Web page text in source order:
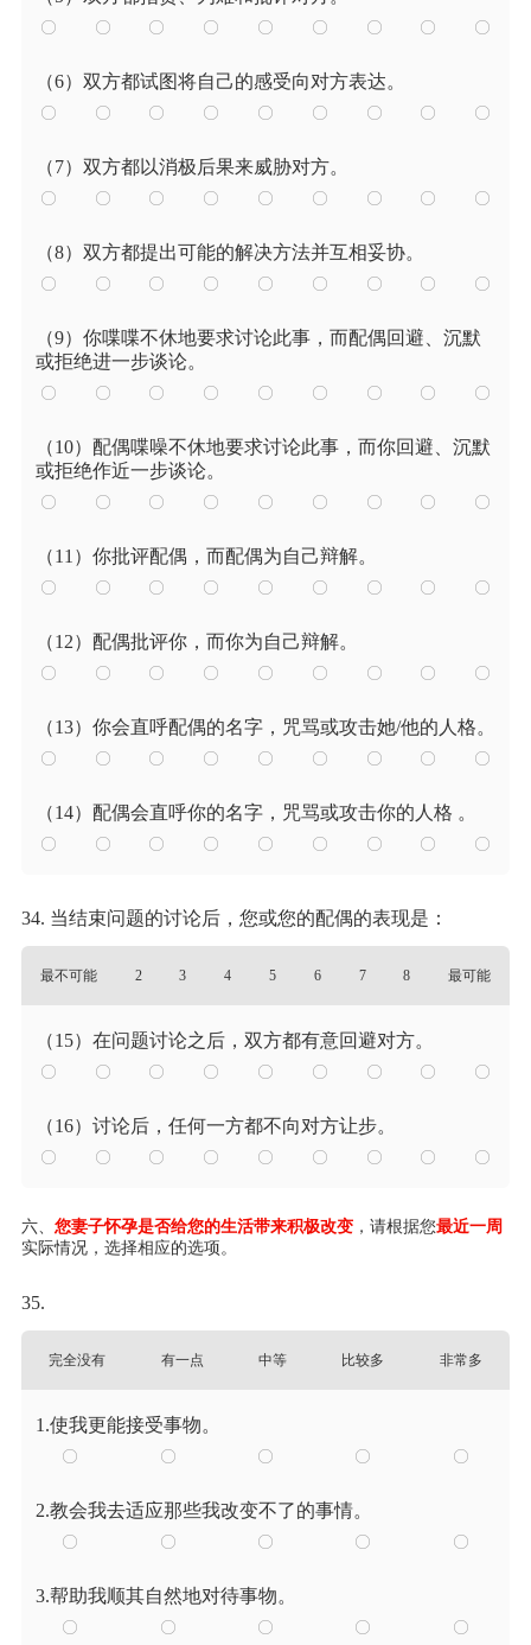
（6）双方都试图将自己的感受向对方表达。
（7）双方都以消极后果来威胁对方。
（8）双方都提出可能的解决方法并互相妥协。
（9）你喋喋不休地要求讨论此事，而配偶回避、沉默
或拒绝进一步谈论。
（10）配偶喋噪不休地要求讨论此事，而你回避、沉默
或拒绝作近一步谈论。
（11）你批评配偶，而配偶为自己辩解。
（12）配偶批评你，而你为自己辩解。
（13）你会直呼配偶的名字，咒骂或攻击她/他的人格。
（14）配偶会直呼你的名字，咒骂或攻击你的人格 。
34. 当结束问题的讨论后，您或您的配偶的表现是：
最不可能 2 3 4 5 6 7 8 最可能
（15）在问题讨论之后，双方都有意回避对方。
（16）讨论后，任何一方都不向对方让步。
六、 您妻子怀孕是否给您的生活带来积极改变 ，请根据您最近一周
实际情况，选择相应的选项。
35.
完全没有 有一点 中等 比较多 非常多
1.使我更能接受事物。
2.教会我去适应那些我改变不了的事情。
3.帮助我顺其自然地对待事物。